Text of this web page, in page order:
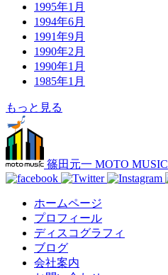
1995年1月
1994年6月
1991年9月
1990年2月
1990年1月
1985年1月
もっと見る
篠田元一 MOTO MUSIC
ホームページ
プロフィール
ディスコグラフィ
ブログ
会社案内